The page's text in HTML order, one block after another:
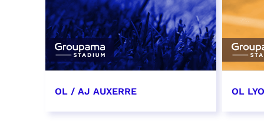
OL / AJ AUXERRE OL